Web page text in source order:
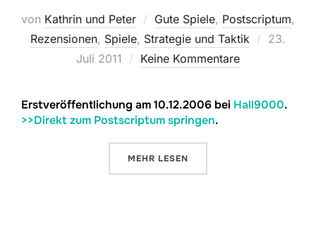
von Kathrin und Peter Gute Spiele, Postscriptum,
Rezensionen, Spiele, Strategie und Taktik
23.
Juli 2011
Keine Kommentare
Erstveröffentlichung am 10.12.2006 bei Hall9000.
>>Direkt zum Postscriptum springen.
MEHR ÜBER „MILLIONEN VON
LESEN